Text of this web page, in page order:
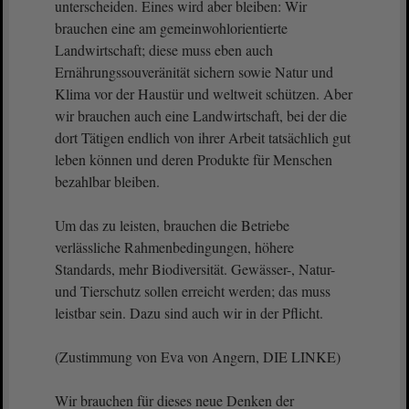
unterscheiden. Eines wird aber bleiben: Wir
brauchen eine am gemeinwohlorientierte
Landwirtschaft; diese muss eben auch
Ernährungssouveränität sichern sowie Natur und
Klima vor der Haustür und weltweit schützen. Aber
wir brauchen auch eine Landwirtschaft, bei der die
dort Tätigen endlich von ihrer Arbeit tatsächlich gut
leben können und deren Produkte für Menschen
bezahlbar bleiben.
Um das zu leisten, brauchen die Betriebe
verlässliche Rahmenbedingungen, höhere
Standards, mehr Biodiversität. Gewässer-, Natur-
und Tierschutz sollen erreicht werden; das muss
leistbar sein. Dazu sind auch wir in der Pflicht.
(Zustimmung von Eva von Angern, DIE LINKE)
Wir brauchen für dieses neue Denken der